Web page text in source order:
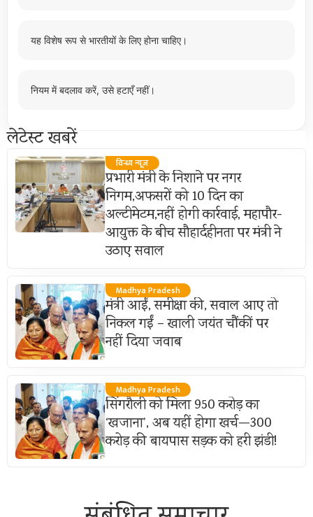
यह विशेष रूप से भारतीयों के लिए होना चाहिए।
नियम में बदलाव करें, उसे हटाएँ नहीं।
लेटेस्ट खबरें
विन्ध्य न्यूज़
प्रभारी मंत्री के निशाने पर नगर
निगम,अफसरों को 10 दिन का
अल्टीमेटम,नहीं होगी कार्रवाई, महापौर-
आयुक्त के बीच सौहार्दहीनता पर मंत्री ने
उठाए सवाल
Madhya Pradesh
मंत्री आईं, समीक्षा की, सवाल आए तो
निकल गईं – खाली जयंत चौंकीं पर
नहीं दिया जवाब
Madhya Pradesh
सिंगरौली को मिला 950 करोड़ का
‘खजाना’, अब यहीं होगा खर्च—300
करोड़ की बायपास सड़क को हरी झंडी!